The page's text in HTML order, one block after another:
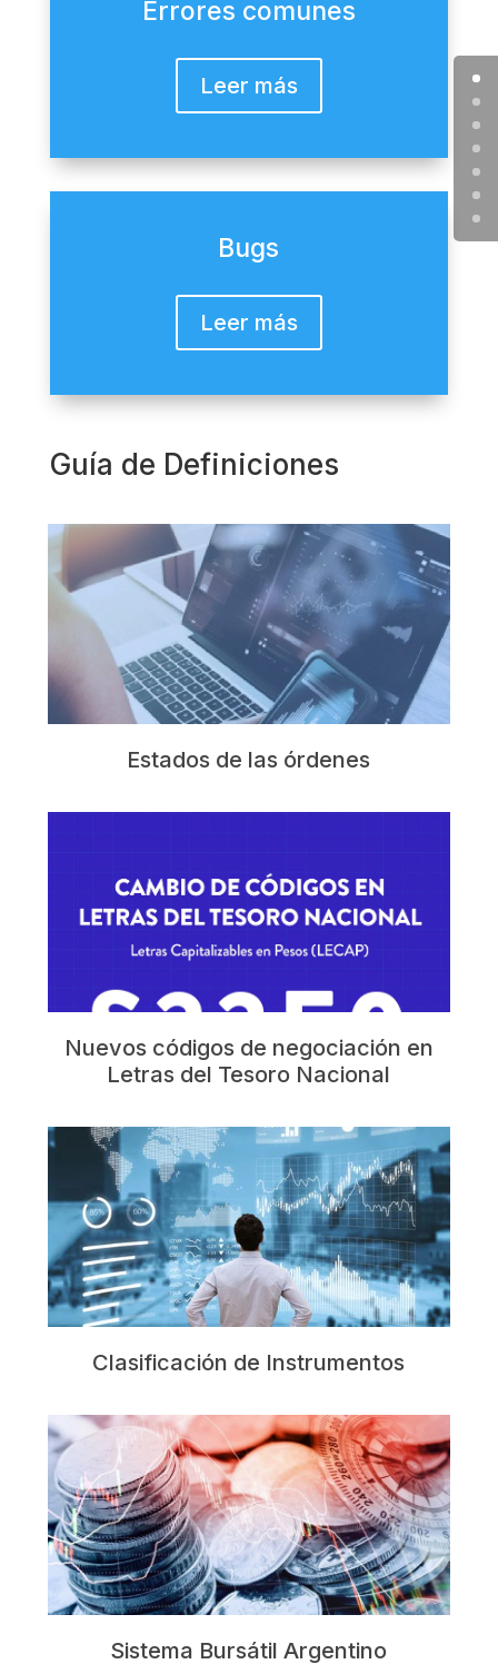
Errores comunes
Leer más
Bugs
Leer más
Guía de Definiciones
Estados de las órdenes
Nuevos códigos de negociación en
Letras del Tesoro Nacional
Clasificación de Instrumentos
Sistema Bursátil Argentino